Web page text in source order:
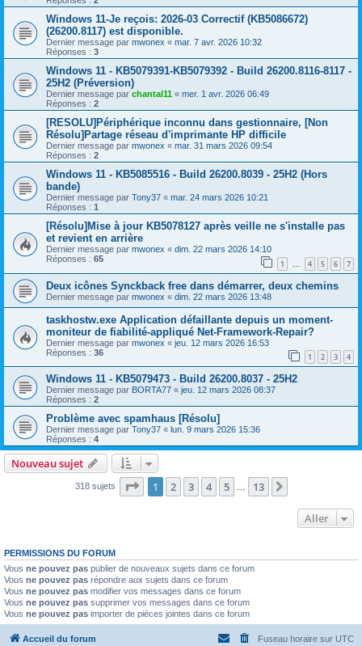
Windows 11-Je reçois: 2026-03 Correctif (KB5086672)
(26200.8117) est disponible.
Dernier message par mwonex « mar. 7 avr. 2026 10:32
Réponses : 3
Windows 11 - KB5079391-KB5079392 - Build 26200.8116-8117 -
25H2 (Préversion)
Dernier message par chantal11 « mer. 1 avr. 2026 06:49
Réponses : 2
[RESOLU]Périphérique inconnu dans gestionnaire, [Non
Résolu]Partage réseau d'imprimante HP difficile
Dernier message par mwonex « mar. 31 mars 2026 09:54
Réponses : 2
Windows 11 - KB5085516 - Build 26200.8039 - 25H2 (Hors
bande)
Dernier message par Tony37 « mar. 24 mars 2026 10:21
Réponses : 1
[Résolu]Mise à jour KB5078127 après veille ne s'installe pas
et revient en arrière
Dernier message par mwonex « dim. 22 mars 2026 14:10
Réponses : 65 1 … 4 5 6 7
Deux icônes Synckback free dans démarrer, deux chemins
Dernier message par mwonex « dim. 22 mars 2026 13:48
taskhostw.exe Application défaillante depuis un moment-
moniteur de fiabilité-appliqué Net-Framework-Repair?
Dernier message par mwonex « jeu. 12 mars 2026 16:53
Réponses : 36 1 2 3 4
Windows 11 - KB5079473 - Build 26200.8037 - 25H2
Dernier message par BORTA77 « jeu. 12 mars 2026 08:37
Réponses : 2
Problème avec spamhaus [Résolu]
Dernier message par Tony37 « lun. 9 mars 2026 15:36
Réponses : 4
Nouveau sujet
318 sujets Page 1sur13
1 2 3 4 5 13
Aller
PERMISSIONS DU FORUM
Vous ne pouvez pas publier de nouveaux sujets dans ce forum
Vous ne pouvez pas répondre aux sujets dans ce forum
Vous ne pouvez pas modifier vos messages dans ce forum
Vous ne pouvez pas supprimer vos messages dans ce forum
Vous ne pouvez pas importer de pièces jointes dans ce forum
Accueil du forum Fuseau horaire sur UTC